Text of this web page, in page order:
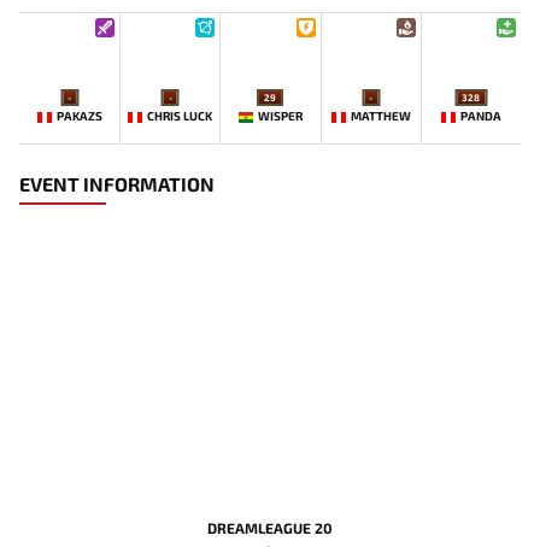
-
PAKAZS
-
CHRIS LUCK
29
WISPER
-
MATTHEW
328
PANDA
EVENT INFORMATION
DREAMLEAGUE 20